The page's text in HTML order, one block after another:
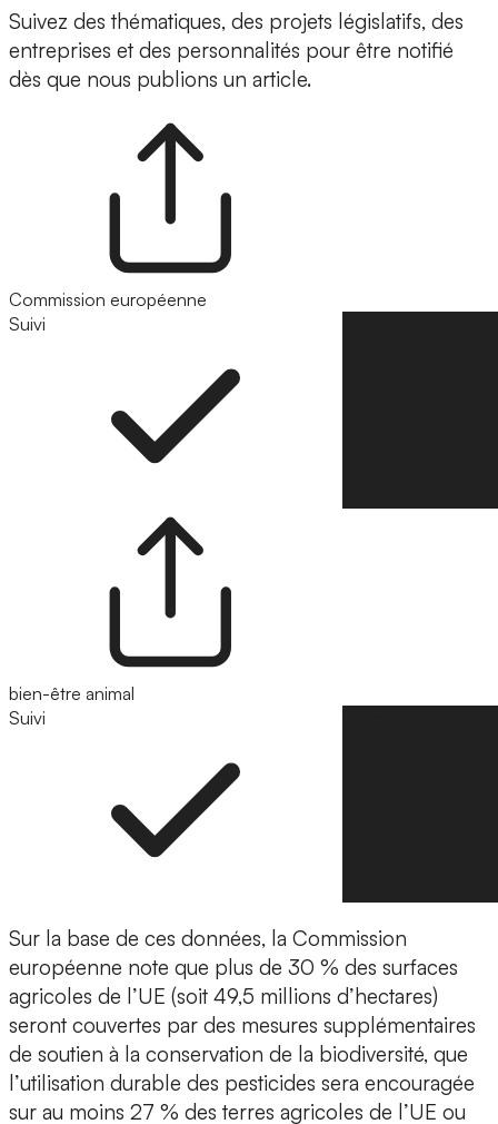
Suivez des thématiques, des projets législatifs, des
entreprises et des personnalités pour être notifié
dès que nous publions un article.
Commission européenne
Suivi
bien-être animal
Suivi
Sur la base de ces données, la Commission
européenne note que plus de 30 % des surfaces
agricoles de l’UE (soit 49,5 millions d’hectares)
seront couvertes par des mesures supplémentaires
de soutien à la conservation de la biodiversité, que
l’utilisation durable des pesticides sera encouragée
sur au moins 27 % des terres agricoles de l’UE ou